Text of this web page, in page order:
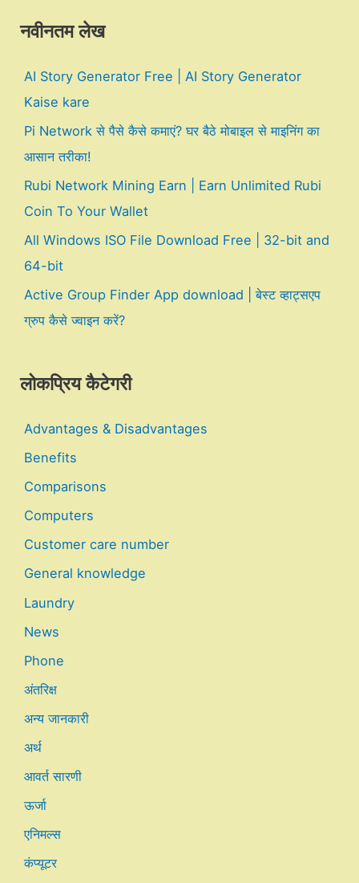
नवीनतम लेख
AI Story Generator Free | AI Story Generator
Kaise kare
Pi Network से पैसे कैसे कमाएं? घर बैठे मोबाइल से माइनिंग का
आसान तरीका!
Rubi Network Mining Earn | Earn Unlimited Rubi
Coin To Your Wallet
All Windows ISO File Download Free | 32-bit and
64-bit
Active Group Finder App download | बेस्ट व्हाट्सएप
ग्रुप कैसे ज्वाइन करें?
लोकप्रिय कैटेगरी
Advantages & Disadvantages
Benefits
Comparisons
Computers
Customer care number
General knowledge
Laundry
News
Phone
अंतरिक्ष
अन्य जानकारी
अर्थ
आवर्त सारणी
ऊर्जा
एनिमल्स
कंप्यूटर